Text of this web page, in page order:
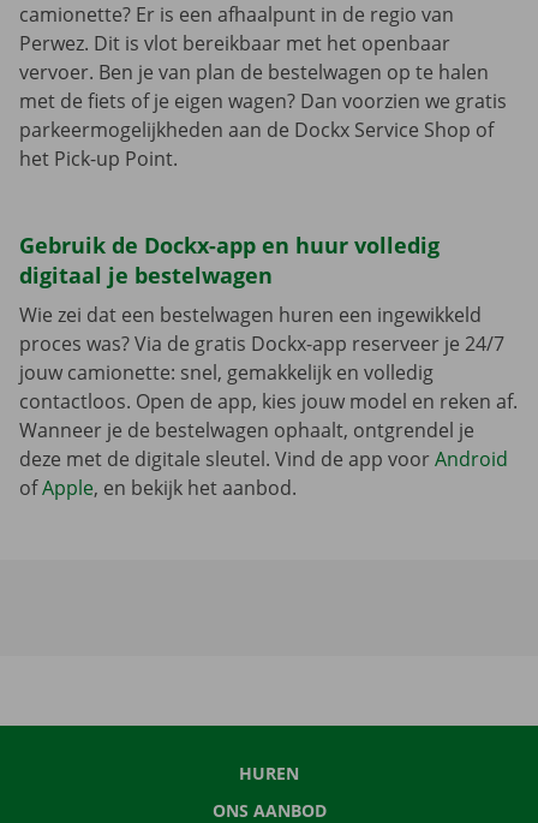
camionette? Er is een afhaalpunt in de regio van
Perwez. Dit is vlot bereikbaar met het openbaar
vervoer. Ben je van plan de bestelwagen op te halen
met de fiets of je eigen wagen? Dan voorzien we gratis
parkeermogelijkheden aan de Dockx Service Shop of
het Pick-up Point.
Gebruik de Dockx-app en huur volledig
digitaal je bestelwagen
Wie zei dat een bestelwagen huren een ingewikkeld
proces was? Via de gratis Dockx-app reserveer je 24/7
jouw camionette: snel, gemakkelijk en volledig
contactloos. Open de app, kies jouw model en reken af.
Wanneer je de bestelwagen ophaalt, ontgrendel je
deze met de digitale sleutel. Vind de app voorAndroid
ofApple, en bekijk het aanbod.
HUREN
ONS AANBOD